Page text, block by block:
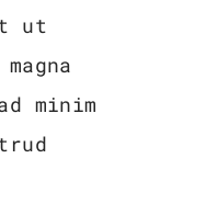
ut
minim